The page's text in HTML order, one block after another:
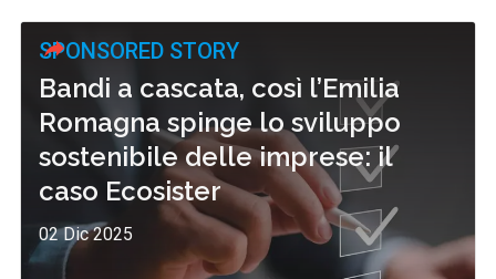
SPONSORED STORY
Bandi a cascata, così l’Emilia
Romagna spinge lo sviluppo
sostenibile delle imprese: il
caso Ecosister
02 Dic 2025